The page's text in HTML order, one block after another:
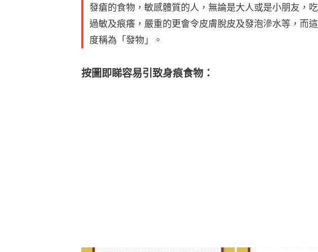
發瘡的食物，敏感體質的人，無論是大人或是小朋友，
過敏及痕癢，嚴重的更會令皮膚脫皮及發泡滲水等，而
度稱為「發物」。
按圖即睇容易引致身痕食物：